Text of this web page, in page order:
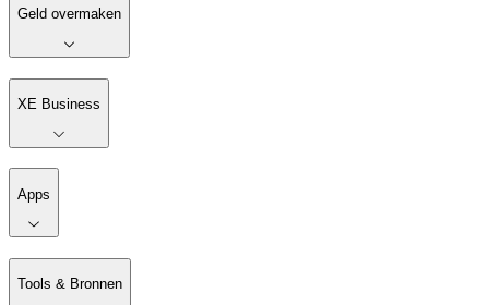
Geld overmaken
XE Business
Apps
Tools & Bronnen